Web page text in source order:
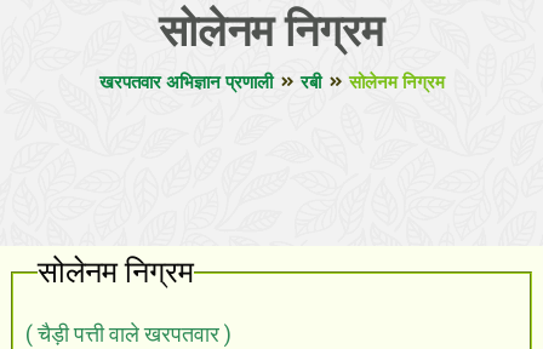
सोलेनम निग्रम
खरपतवार अभिज्ञान प्रणाली रबी सोलेनम निग्रम
सोलेनम निग्रम
( चैड़ी पत्ती वाले खरपतवार )